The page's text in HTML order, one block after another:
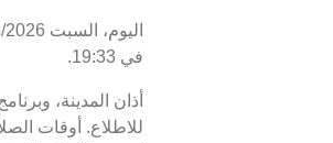
في 19:33.
أذان المدينة،